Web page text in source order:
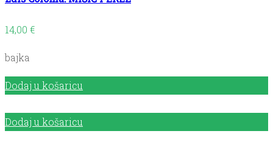
14,00 €
bajka
Dodaj u košaricu
Dodaj u košaricu